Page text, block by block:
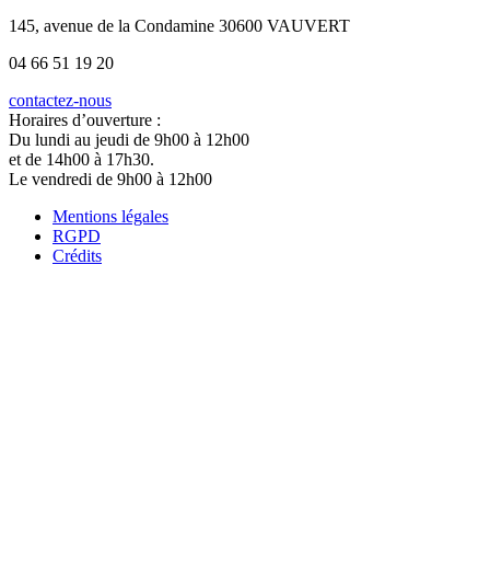
145, avenue de la Condamine 30600 VAUVERT
04 66 51 19 20
contactez-nous
Horaires d’ouverture :
Du lundi au jeudi de 9h00 à 12h00
et de 14h00 à 17h30.
Le vendredi de 9h00 à 12h00
Mentions légales
RGPD
Crédits